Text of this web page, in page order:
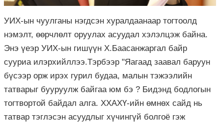
УИХ-ын чуулганы нэгдсэн хуралдаанаар тогтоолд
нэмэлт, өөрчлөлт оруулах асуудал хэлэлцэж байна.
Энэ үеэр УИХ-ын гишүүн Х.Баасанжаргал байр
сууриа илэрхийллээ.Тэрбээр "Яагаад заавал баруун
бүсээр орж ирэх гурил будаа, малын тэжээлийн
татварыг бууруулж байгаа юм бэ ? Бидэнд бодлогын
тогтвортой байдал алга. ХХАХҮ-ийн өмнөх сайд нь
татвар тэглэсэн асуудлыг хүчингүй болгоё гэж